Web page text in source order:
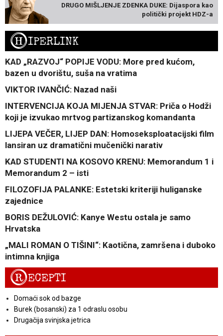
DRUGO MIŠLJENJE ZDENKA DUKE: Dijaspora kao
politički projekt HDZ-a
HIPERLINK
KAD „RAZVOJ“ POPIJE VODU: More pred kućom,
bazen u dvorištu, suša na vratima
VIKTOR IVANČIĆ: Nazad naši
INTERVENCIJA KOJA MIJENJA STVAR: Priča o Hodži
koji je izvukao mrtvog partizanskog komandanta
LIJEPA VEČER, LIJEP DAN: Homoseksploatacijski film
lansiran uz dramatični mučenički narativ
KAD STUDENTI NA KOSOVO KRENU: Memorandum 1 i
Memorandum 2 – isti
FILOZOFIJA PALANKE: Estetski kriteriji huliganske
zajednice
BORIS DEŽULOVIĆ: Kanye Westu ostala je samo
Hrvatska
„MALI ROMAN O TIŠINI“: Kaotična, zamršena i duboko
intimna knjiga
RECEPTI
Domaći sok od bazge
Burek (bosanski) za 1 odraslu osobu
Drugačija svinjska jetrica